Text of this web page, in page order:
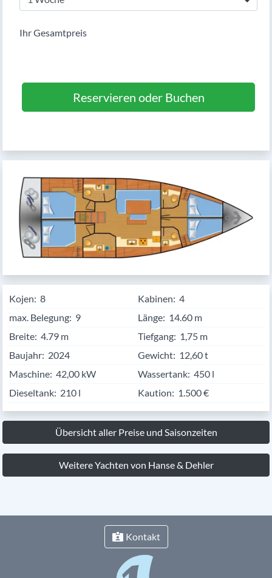
Ihr Gesamtpreis
Reservieren oder Buchen
Kojen: 8 Kabinen: 4
max. Belegung: 9 Länge: 14.60
Breite: 4.79 Tiefgang: 1,75 m
Baujahr: 2024 Gewicht: 12,60 t
Maschine: 42,00 kW Wassertank: 450 l
Dieseltank: 210 l Kaution: 1.500 €
Übersicht aller Preise und Saisonzeiten
Weitere Yachten von Hanse & Dehler
Kontakt